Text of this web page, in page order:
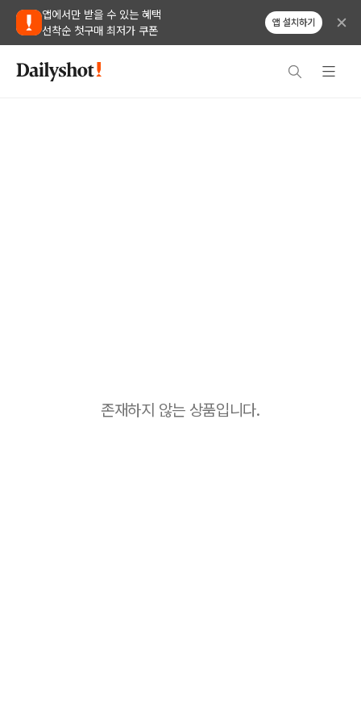
앱에서만 받을 수 있는 혜택
선착순 첫구매 최저가 쿠폰
앱 설치하기
존재하지 않는 상품입니다.